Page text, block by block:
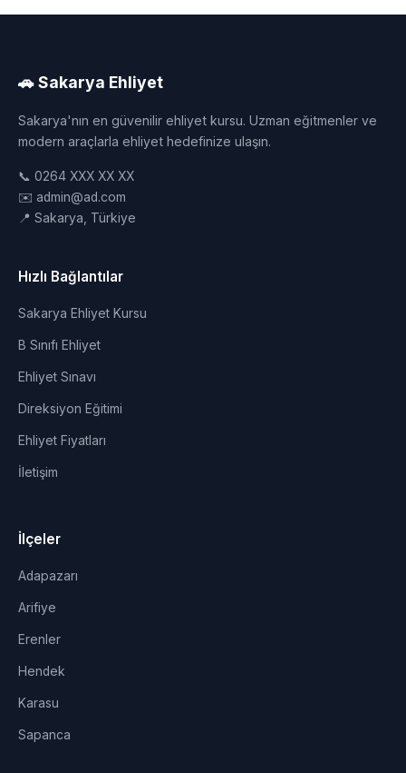
🚗 Sakarya Ehliyet
Sakarya'nın en güvenilir ehliyet kursu. Uzman eğitmenler ve
modern araçlarla ehliyet hedefinize ulaşın.
📞 0264 XXX XX XX
✉️ admin@ad.com
📍 Sakarya, Türkiye
Hızlı Bağlantılar
Sakarya Ehliyet Kursu
B Sınıfı Ehliyet
Ehliyet Sınavı
Direksiyon Eğitimi
Ehliyet Fiyatları
İletişim
İlçeler
Adapazarı
Arifiye
Erenler
Hendek
Karasu
Sapanca